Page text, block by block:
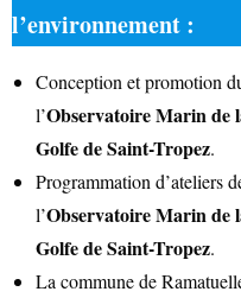
l’environnement :
Conception et promotion
l’Observatoire Marin de
Golfe de Saint-Tropez.
Programmation d’ateliers
l’Observatoire Marin de
Golfe de Saint-Tropez.
La commune de